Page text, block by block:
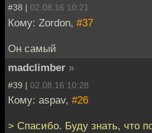
#38 | 02.08.16 10:21
Кому: Zordon, #37
Он самый
madclimber »
#39 | 02.08.16 10:28
Кому: aspav, #26
> Спасибо. Буду знать, что